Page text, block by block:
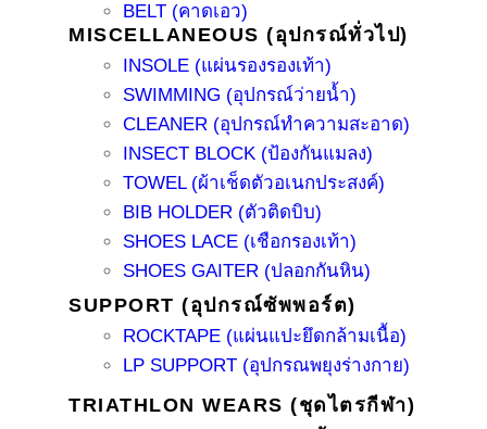
BELT (คาดเอว)
MISCELLANEOUS (อุปกรณ์ทั่วไป)
INSOLE (แผ่นรองรองเท้า)
SWIMMING (อุปกรณ์ว่ายน้ำ)
CLEANER (อุปกรณ์ทำความสะอาด)
INSECT BLOCK (ป้องกันแมลง)
TOWEL (ผ้าเช็ดตัวอเนกประสงค์)
BIB HOLDER (ตัวติดบิบ)
SHOES LACE (เชือกรองเท้า)
SHOES GAITER (ปลอกกันหิน)
SUPPORT (อุปกรณ์ซัพพอร์ต)
ROCKTAPE (แผ่นแปะยึดกล้ามเนื้อ)
LP SUPPORT (อุปกรณพยุงร่างกาย)
TRIATHLON WEARS (ชุดไตรกีฬา)